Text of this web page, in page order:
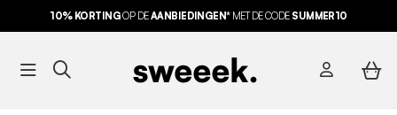
10% KORTINGOP DEAANBIEDINGEN*MET DE CODE SUMMER10